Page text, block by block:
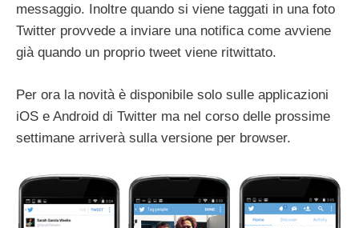
messaggio. Inoltre quando si viene taggati in una foto
Twitter provvede a inviare una notifica come avviene
già quando un proprio tweet viene ritwittato.
Per ora la novità è disponibile solo sulle applicazioni
iOS e Android di Twitter ma nel corso delle prossime
settimane arriverà sulla versione per browser.